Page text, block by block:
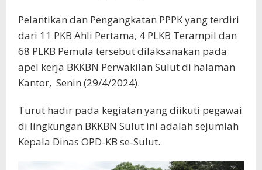
Pelantikan dan Pengangkatan PPPK yang terdiri
dari 11 PKB Ahli Pertama, 4 PLKB Terampil dan
68 PLKB Pemula tersebut dilaksanakan pada
apel kerja BKKBN Perwakilan Sulut di halaman
Kantor, Senin (29/4/2024).
Turut hadir pada kegiatan yang diikuti pegawai
di lingkungan BKKBN Sulut ini adalah sejumlah
Kepala Dinas OPD-KB se-Sulut.